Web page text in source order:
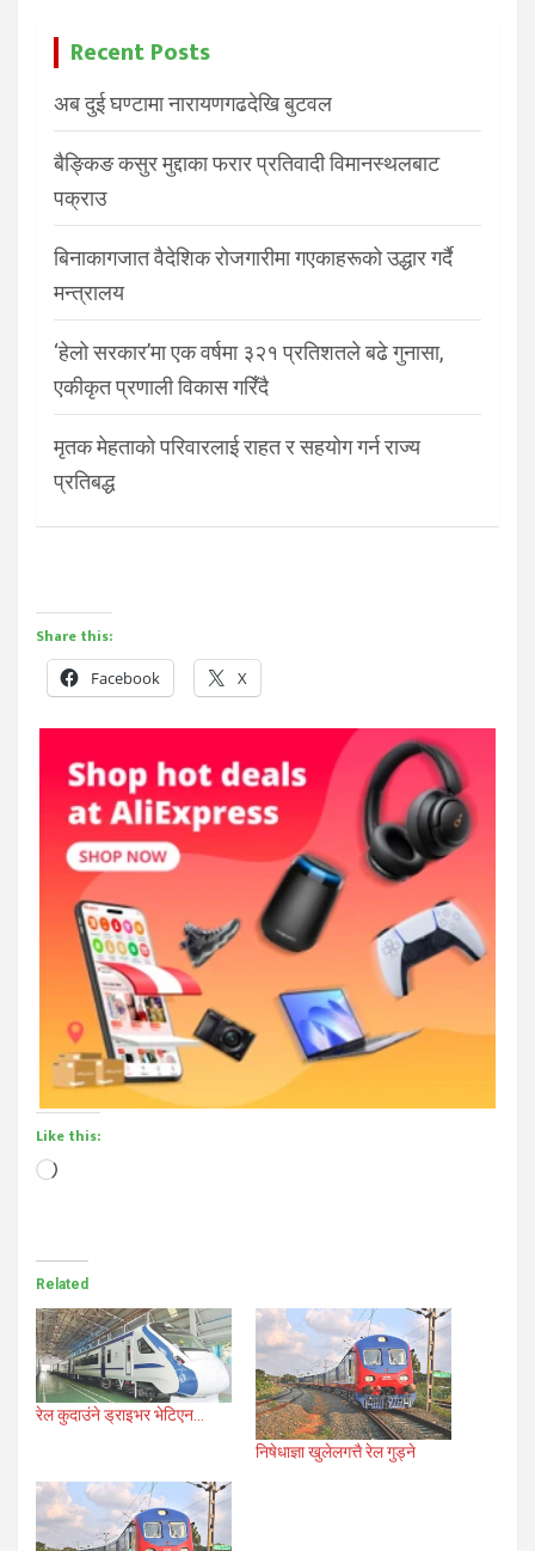
Recent Posts
अब दुई घण्टामा नारायणगढदेखि बुटवल
बैङ्किङ कसुर मुद्दाका फरार प्रतिवादी विमानस्थलबाट
पक्राउ
बिनाकागजात वैदेशिक रोजगारीमा गएकाहरूको उद्धार गर्दै
मन्त्रालय
‘हेलो सरकार’मा एक वर्षमा ३२१ प्रतिशतले बढे गुनासा,
एकीकृत प्रणाली विकास गरिँदै
मृतक मेहताको परिवारलाई राहत र सहयोग गर्न राज्य
प्रतिबद्ध
Share this:
Facebook X
Like this:
Loading…
Related
रेल कुदाउंने ड्राइभर भेटिएन…
निषेधाज्ञा खुलेलगत्तै रेल गुड्ने